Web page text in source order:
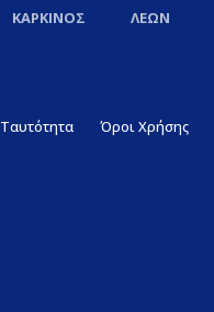
ΚΑΡΚΙΝΟΣ ΛΕΩΝ
Ταυτότητα Όροι Χρήσης